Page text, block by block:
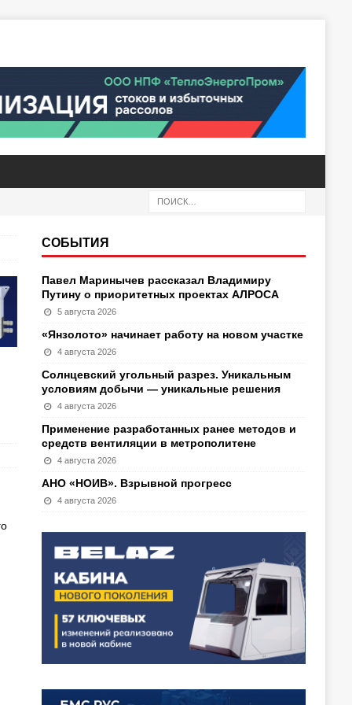
СОБЫТИЯ
Павел Маринычев рассказал Владимиру
Путину о приоритетных проектах АЛРОСА
5 августа 2026
«Янзолото» начинает работу на новом участке
4 августа 2026
Солнцевский угольный разрез. Уникальным
условиям добычи — уникальные решения
4 августа 2026
Применение разработанных ранее методов и
средств вентиляции в метрополитене
4 августа 2026
АНО «НОИВ». Взрывной прогресс
4 августа 2026